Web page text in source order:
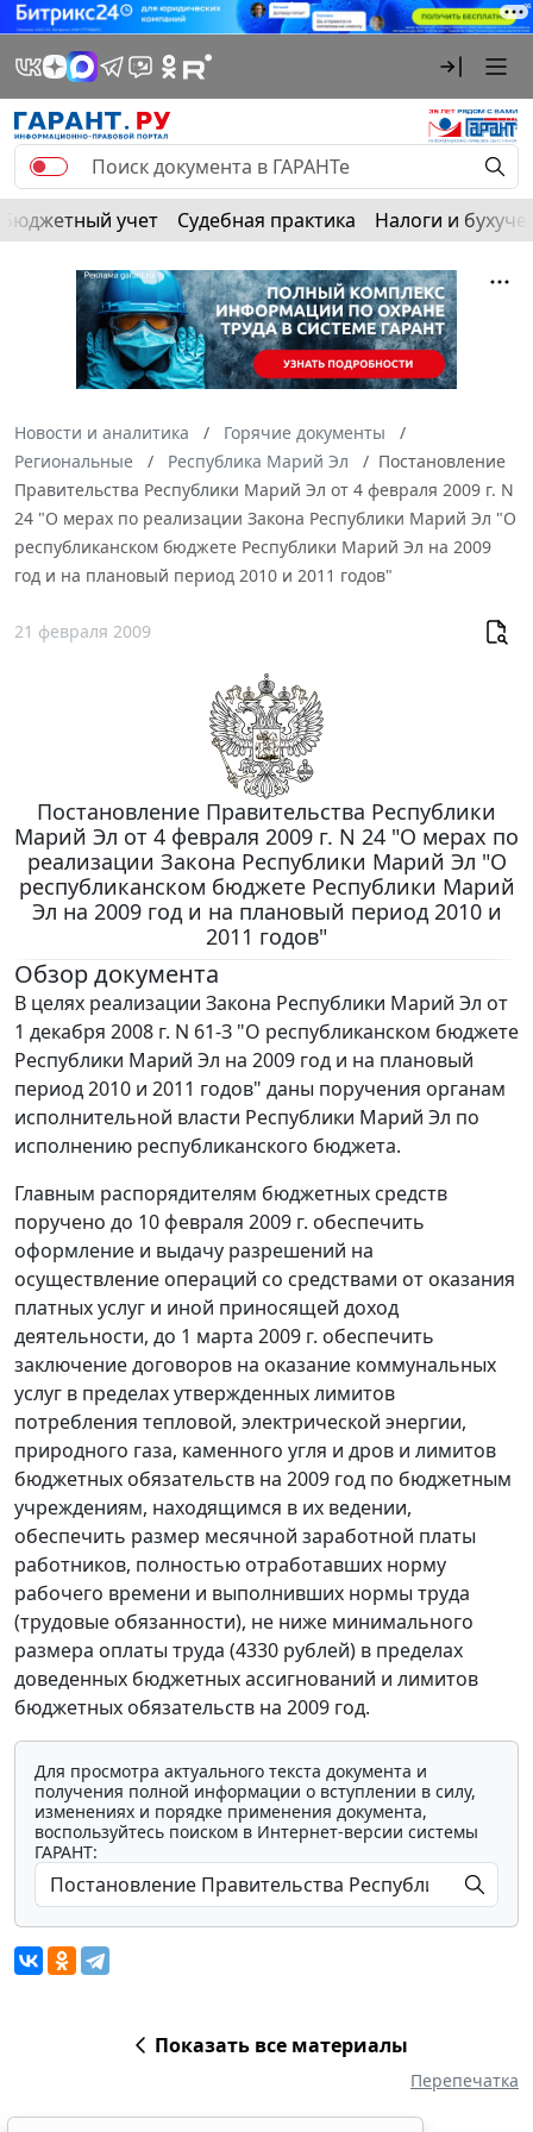
Бюджетный учет Судебная практика Налоги и
Новости и аналитика
Горячие документы
Региональные
Республика Марий Эл
Постановление
Правительства Республики Марий Эл от 4 февраля 2009 г. N
24 "О мерах по реализации Закона Республики Марий Эл "О
республиканском бюджете Республики Марий Эл на 2009
год и на плановый период 2010 и 2011 годов"
21 февраля 2009
Постановление Правительства Республики
Марий Эл от 4 февраля 2009 г. N 24 "О мерах по
реализации Закона Республики Марий Эл "О
республиканском бюджете Республики Марий
Эл на 2009 год и на плановый период 2010 и
2011 годов"
Обзор документа
В целях реализации Закона Республики Марий Эл от
1 декабря 2008 г. N 61-З "О республиканском бюджете
Республики Марий Эл на 2009 год и на плановый
период 2010 и 2011 годов" даны поручения органам
исполнительной власти Республики Марий Эл по
исполнению республиканского бюджета.
Главным распорядителям бюджетных средств
поручено до 10 февраля 2009 г. обеспечить
оформление и выдачу разрешений на
осуществление операций со средствами от оказания
платных услуг и иной приносящей доход
деятельности, до 1 марта 2009 г. обеспечить
заключение договоров на оказание коммунальных
услуг в пределах утвержденных лимитов
потребления тепловой, электрической энергии,
природного газа, каменного угля и дров и лимитов
бюджетных обязательств на 2009 год по бюджетным
учреждениям, находящимся в их ведении,
обеспечить размер месячной заработной платы
работников, полностью отработавших норму
рабочего времени и выполнивших нормы труда
(трудовые обязанности), не ниже минимального
размера оплаты труда (4330 рублей) в пределах
доведенных бюджетных ассигнований и лимитов
бюджетных обязательств на 2009 год.
Для просмотра актуального текста документа и
получения полной информации о вступлении в силу,
изменениях и порядке применения документа,
воспользуйтесь поиском в Интернет-версии системы
ГАРАНТ:
Показать все материалы
Перепечатка